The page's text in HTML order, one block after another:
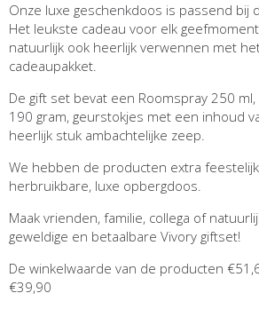
Onze luxe geschenkdoos is passend bij
Het leukste cadeau voor elk
natuurlijk ook heerlijk verwennen met
cadeaupakket.
De gift set bevat een Roomspray 250
190 gram, geurstokjes met een inhoud
heerlijk stuk ambachtelijke zeep.
We hebben de producten extra
herbruikbare, luxe opbergdoos.
Maak vrienden, familie, collega of
geweldige en betaalbare Vivory giftset!
De winkelwaarde van de producten
€39,90